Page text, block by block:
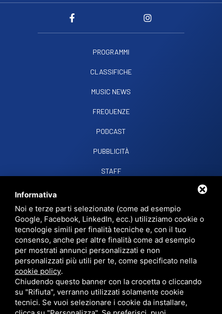
PROGRAMMI
CLASSIFICHE
MUSIC NEWS
FREQUENZE
PODCAST
PUBBLICITÀ
STAFF
RADIO SOUND SNCVIALE PAPA GIOVANNI XXIII, 39, 44021 CODIGORO FE
D.L. 34/2019 EROG. PUBBLICHE
PRIVACY•SITEMAP• QUESTO SITO È PROTETTO DA GOOGLE RECAPTCHA
V3,PRIVACY POLICYETERMS OF SERVICEDI GOOGLE.
Informativa
Noi e terze parti selezionate (come ad esempio
Google, Facebook, LinkedIn, ecc.) utilizziamo cookie o
tecnologie simili per finalità tecniche e, con il tuo
consenso, anche per altre finalità come ad esempio
per mostrati annunci personalizzati e non
personalizzati più utili per te, come specificato nella
cookie policy.
Chiudendo questo banner con la crocetta o cliccando
su "Rifiuta", verranno utilizzati solamente cookie
tecnici. Se vuoi selezionare i cookie da installare,